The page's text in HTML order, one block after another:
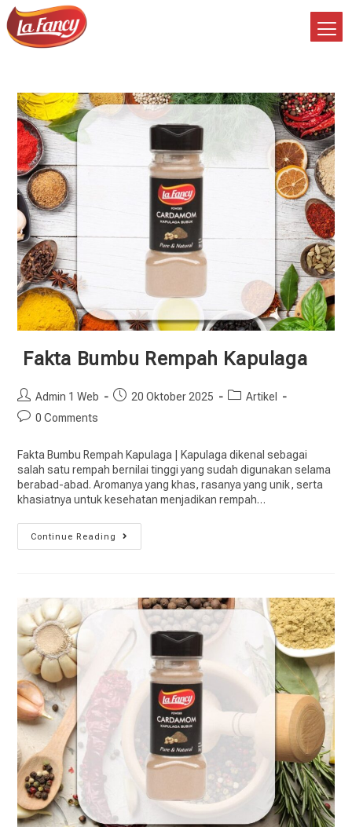
Fakta Bumbu Rempah Kapulaga
Admin 1 Web 20 Oktober 2025
Artikel
0 Comments
Fakta Bumbu Rempah Kapulaga | Kapulaga dikenal sebagai
salah satu rempah bernilai tinggi yang sudah digunakan selama
berabad-abad. Aromanya yang khas, rasanya yang unik, serta
khasiatnya untuk kesehatan menjadikan rempah…
Continue Reading